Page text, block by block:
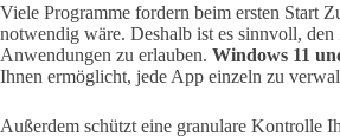
Viele Programme fordern beim ersten Start
notwendig wäre. Deshalb ist es sinnvoll,
Anwendungen zu erlauben. Windows 11
Ihnen ermöglicht, jede App einzeln zu
Außerdem schützt eine granulare Kontrolle